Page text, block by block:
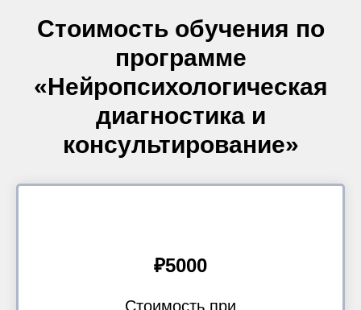
Стоимость обучения по
программе
«Нейропсихологическая
диагностика и
консультирование»
₽5000
Стоимость при